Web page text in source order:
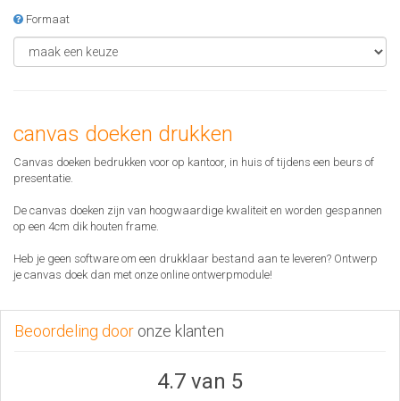
Formaat
canvas doeken drukken
Canvas doeken bedrukken voor op kantoor, in huis of tijdens een beurs of
presentatie.
De canvas doeken zijn van hoogwaardige kwaliteit en worden gespannen
op een 4cm dik houten frame.
Heb je geen software om een drukklaar bestand aan te leveren? Ontwerp
je canvas doek dan met onze online ontwerpmodule!
Beoordeling door onze klanten
4.7 van 5